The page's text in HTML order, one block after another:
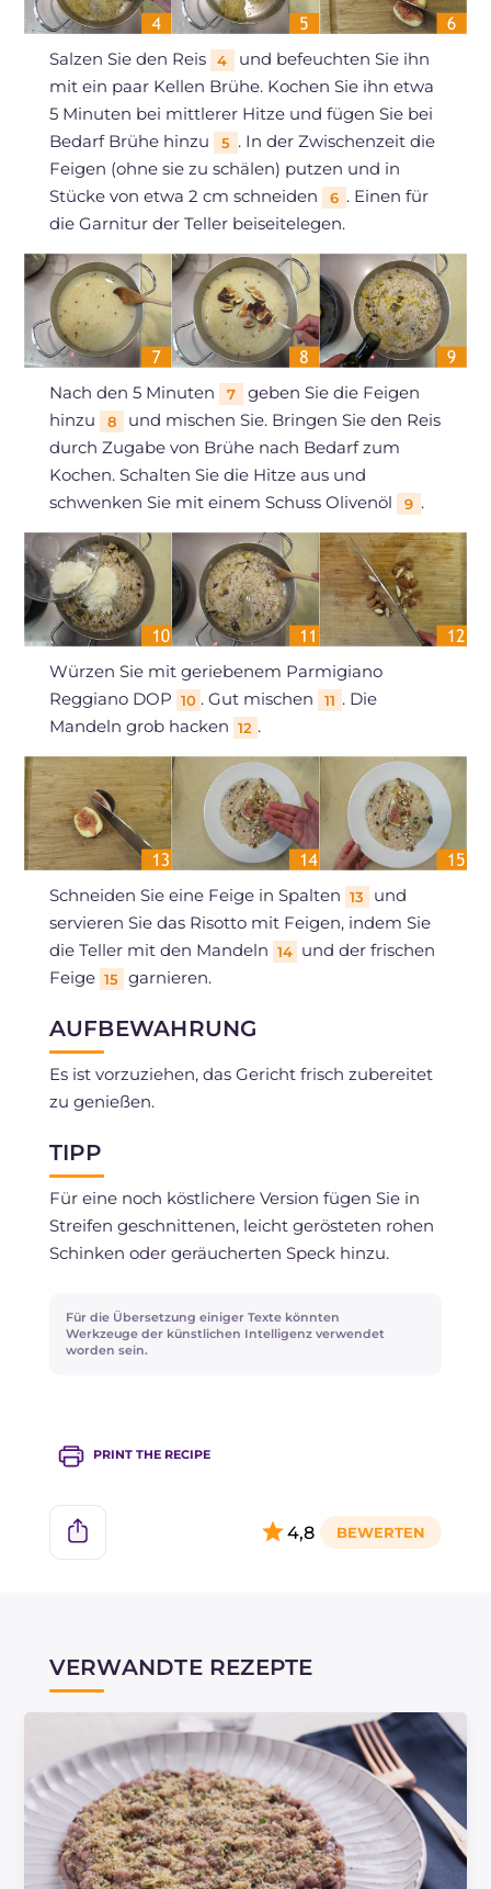
Salzen Sie den Reis 4
und befeuchten Sie ihn
mit ein paar Kellen Brühe. Kochen Sie ihn etwa
5 Minuten bei mittlerer Hitze und fügen Sie bei
Bedarf Brühe hinzu
5 . In der Zwischenzeit die
Feigen (ohne sie zu schälen) putzen und in
Stücke von etwa 2 cm schneiden
6 . Einen für
die Garnitur der Teller beiseitelegen.
Nach den 5 Minuten 7
geben Sie die Feigen
hinzu
8
und mischen Sie. Bringen Sie den Reis
durch Zugabe von Brühe nach Bedarf zum
Kochen. Schalten Sie die Hitze aus und
schwenken Sie mit einem Schuss Olivenöl
9 .
Würzen Sie mit geriebenem Parmigiano
Reggiano DOP 10 . Gut mischen 11 . Die
Mandeln grob hacken 12 .
Schneiden Sie eine Feige in Spalten 13
und
servieren Sie das Risotto mit Feigen, indem Sie
die Teller mit den Mandeln 14 und der frischen
Feige 15 garnieren.
AUFBEWAHRUNG
Es ist vorzuziehen, das Gericht frisch zubereitet
zu genießen.
TIPP
Für eine noch köstlichere Version fügen Sie in
Streifen geschnittenen, leicht gerösteten rohen
Schinken oder geräucherten Speck hinzu.
Für die Übersetzung einiger Texte könnten
Werkzeuge der künstlichen Intelligenz verwendet
worden sein.
PRINT THE RECIPE
4,8
VERWANDTE REZEPTE